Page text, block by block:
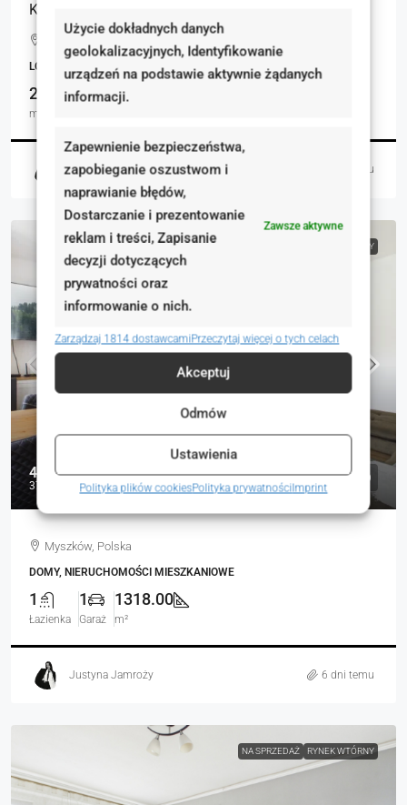
Użycie dokładnych danych
geolokalizacyjnych, Identyfikowanie
urządzeń na podstawie aktywnie żądanych
informacji.
Zapewnienie bezpieczeństwa,
zapobieganie oszustwom i
naprawianie błędów,
Dostarczanie i prezentowanie
reklam i treści, Zapisanie
decyzji dotyczących
prywatności oraz
informowanie o nich.
Zawsze aktywne
Zarządzaj 1814 dostawcamiPrzeczytaj więcej o tych celach
Akceptuj
Odmów
Ustawienia
Polityka plików cookiesPolityka prywatnościImprint
Kamienica inwestycyjna w sercu Lublińca
Edyty Stein, Lubliniec, Polska
LOKALE UŻYTKOWE, NIERUCHOMOŚCI KOMERCYJNE
277.00
m²
Justyna Jamroży 6 dni temu
RYNEK WTÓRNY
490 000 zł
372 zł
Myszków, Polska
DOMY, NIERUCHOMOŚCI MIESZKANIOWE
1
Łazienka
1
Garaż
1318.00
m²
Justyna Jamroży 6 dni temu
NA SPRZEDAŻ RYNEK WTÓRNY